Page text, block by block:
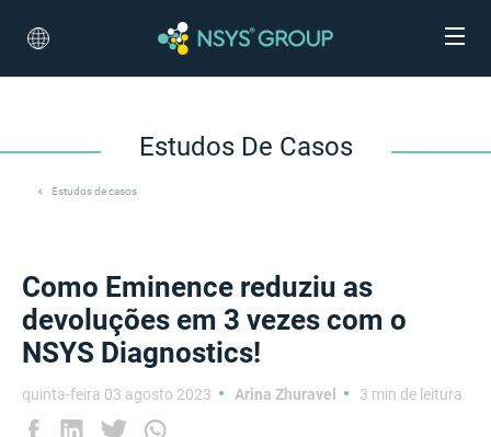
Estudos De Casos
Estudos de casos
Como Eminence reduziu as
devoluções em 3 vezes com o
NSYS Diagnostics!
quinta-feira 03 agosto 2023 Arina Zhuravel 3 min de leitura